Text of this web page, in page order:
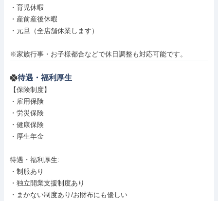
・育児休暇
・産前産後休暇
・元旦（全店舗休業します）
※家族行事・お子様都合などで休日調整も対応可能です。
待遇・福利厚生
【保険制度】
・雇用保険
・労災保険
・健康保険
・厚生年金
待遇・福利厚生:
・制服あり
・独立開業支援制度あり
・まかない制度あり/お財布にも優しい